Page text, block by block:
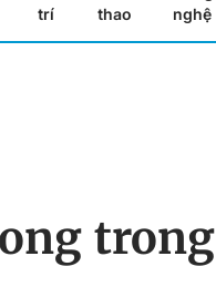
trí
thao
nghệ